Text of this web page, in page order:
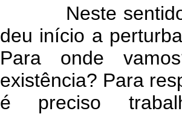
Neste sentido,
deu início a
Para onde
existência? Para
é preciso